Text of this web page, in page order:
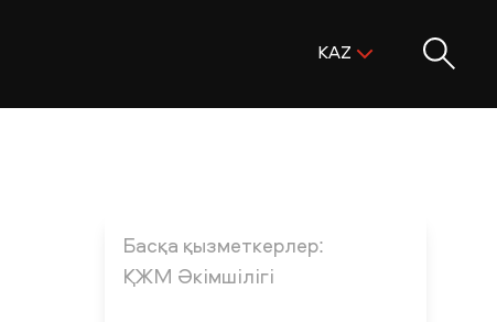
KAZ
Басқа қызметкерлер:
ҚЖМ Әкімшілігі